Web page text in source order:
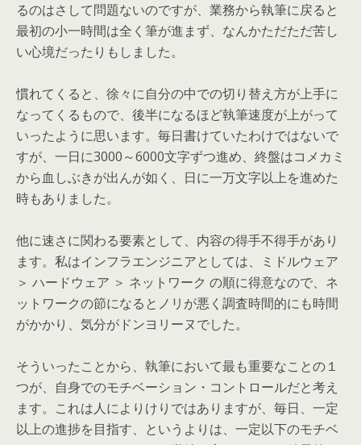
るのはさして問題ないのですが、業務から執筆に戻ると
最初の小一時間は全く筆が進まず、なんかただただ苦し
い心境だったりもしました。
慣れてくると、徐々に自分の中での切り替え方が上手に
なってくるもので、後半になるほど執筆速度が上がって
いったように思います。毎日書けていたわけではないで
すが、一日に3000～6000文字ずつ進め、終盤はコメカミ
から血しぶきが出んが如く、日に一万文字以上を進めた
時もありました。
他に速さに関わる要素として、内容の得手不得手があり
ます。私はインフラエンジニアとしては、ミドルウェア
＞ ハードウェア ＞ ネットワーク の順に得意なので、ネ
ットワークの節になるとノリが悪く調査時間的にも時間
がかかり、気分がドンヨリーヌでした。
そういったことから、執筆において最も重要なことの１
つが、自身でのモチベーション・コントロールだと考え
ます。これは人によりけりではありますが、毎日、一定
以上の進捗を目指す、というよりは、一定以下のモチベ